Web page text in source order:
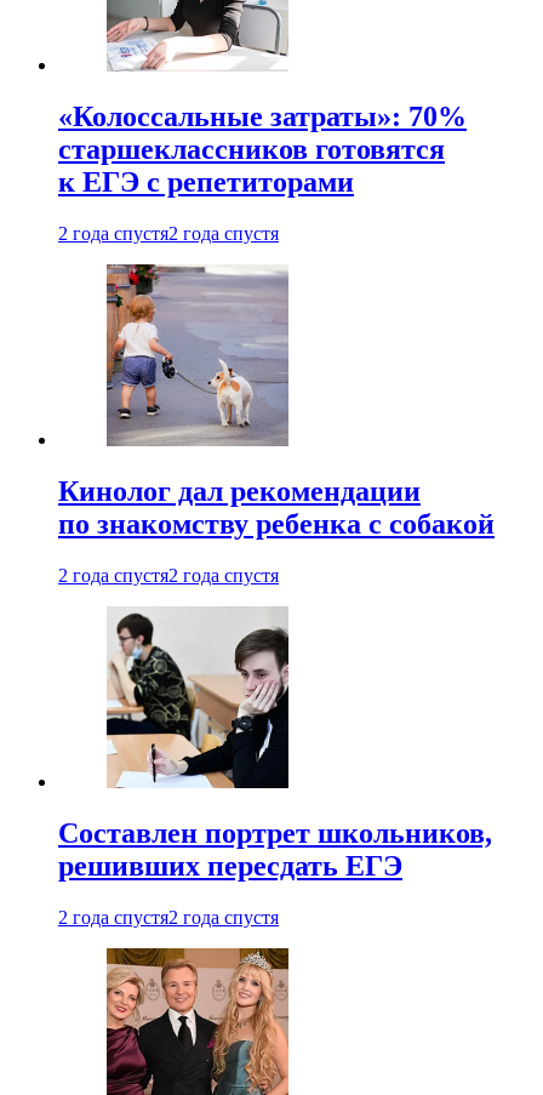
«Колоссальные затраты»: 70%
старшеклассников готовятся
к ЕГЭ с репетиторами
2 года спустя2 года спустя
Кинолог дал рекомендации
по знакомству ребенка с собакой
2 года спустя2 года спустя
Составлен портрет школьников,
решивших пересдать ЕГЭ
2 года спустя2 года спустя